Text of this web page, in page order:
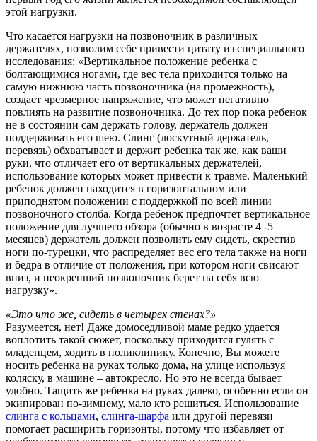
этой нагрузки.
Что касается нагрузки на позвоночник в различных
держателях, позволим себе привести цитату из специального
исследования: «Вертикальное положение ребенка с
болтающимися ногами, где вес тела приходится только на
самую нижнюю часть позвоночника (на промежность),
создает чрезмерное напряжение, что может негативно
повлиять на развитие позвоночника. До тех пор пока ребенок
не в состоянии сам держать голову, держатель должен
поддерживать его шею. Слинг (лоскутный держатель,
перевязь) обхватывает и держит ребенка так же, как ваши
руки, что отличает его от вертикальных держателей,
использование которых может привести к травме. Маленький
ребенок должен находится в горизонтальном или
приподнятом положении с поддержкой по всей линии
позвоночного столба. Когда ребенок предпочтет вертикальное
положение для лучшего обзора (обычно в возрасте 4 -5
месяцев) держатель должен позволить ему сидеть, скрестив
ноги по-турецки, что распределяет вес его тела также на ноги
и бедра в отличие от положения, при котором ноги свисают
вниз, и неокрепший позвоночник берет на себя всю
нагрузку».
«Это что же, сидеть в четырех стенах?»
Разумеется, нет! Даже домоседливой маме редко удается
воплотить такой сюжет, поскольку приходится гулять с
младенцем, ходить в поликлинику. Конечно, Вы можете
носить ребенка на руках только дома, на улице используя
коляску, в машине – автокресло. Но это не всегда бывает
удобно. Тащить же ребенка на руках далеко, особенно если он
экипирован по-зимнему, мало кто решиться. Использование
слинга с кольцами, слинга-шарфа или другой перевязи
помогает расширить горизонты, потому что избавляет от